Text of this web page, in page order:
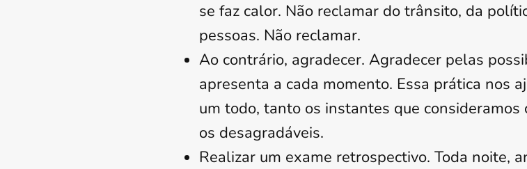
se faz calor. Não reclamar do trânsito, da
pessoas. Não reclamar.
Ao contrário, agradecer. Agradecer pelas
apresenta a cada momento. Essa prática nos
um todo, tanto os instantes que consideramos
os desagradáveis.
Realizar um exame retrospectivo. Toda noite,